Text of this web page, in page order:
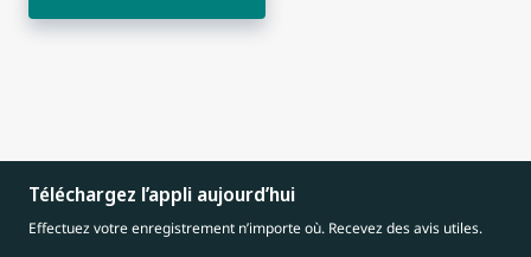
Téléchargez l’appli aujourd’hui
Effectuez votre enregistrement n’importe où. Recevez des avis utiles.